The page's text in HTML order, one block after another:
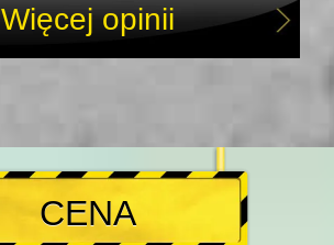
Więcej opinii
CENA